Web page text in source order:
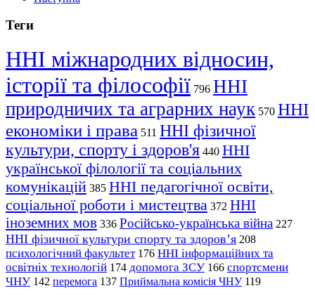
Теги
ННІ міжнародних відносин,
історії та філософії 796 ННІ
природничих та аграрних наук 570 ННІ
економіки і права 511 ННІ фізичної
культури, спорту і здоров'я 440 ННІ
української філології та соціальних
комунікацій 385 ННІ педагогічної освіти,
соціальної роботи і мистецтва 372 ННІ
іноземних мов 336 Російсько-українська війна 227
ННІ фізичної культури спорту та здоров’я 208
психологічний факультет 176 ННІ інформаційних та
освітніх технологій 174 допомога ЗСУ 166 спортсмени
ЧНУ 142 перемога 137 Приймальна комісія ЧНУ 119